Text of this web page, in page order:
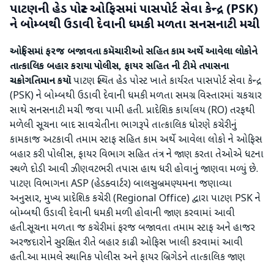
પાટણની હેડ પોસ્ટ ઓફિસમાં પાસપોર્ટ સેવા કેન્દ્ર (PSK)
ને બોમ્બથી ઉડાવી દેવાની ધમકી મળતા સનસનાટી મચી
ઓફિસમાં ફરજ બજાવતા કમૅચારીઓ સહિત કામ અર્થે આવેલા લોકોને
તાત્કાલિક બહાર કરાયાપોલીસ, ફાયર સહિત ની ટીમે તપાસના
ચક્રોગતિમાન કયૉપાટણ સ્થિત હેડ પોસ્ટ ખાતે કાર્યરત પાસપોર્ટ સેવા કેન્દ્ર
(PSK) ને બોમ્બથી ઉડાવી દેવાની ધમકી મળતા સમગ્ર વિસ્તારમાં ચકચાર
સાથે સનસનાટી મચી જવા પામી હતી. પ્રાદેશિક કાર્યાલય (RO) તરફથી
મળેલી સૂચના બાદ સાવચેતીના ભાગરૂપે તાત્કાલિક ધોરણે કચેરીનું
કામકાજ અટકાવી તમામ સ્ટાફ સહિત કામ અર્થે આવેલા લોકો ને ઓફિસ
બહાર કરી પોલીસ, ફાયર વિભાગ સહિત તંત્ર ને જાણ કરતા તેઓએ ધટના
સ્થળે દોડી આવી ઝીણવટભરી તપાસ હાથ ધરી હોવાનું જાણવા મળ્યું છે.
પાટણ વિભાગના ASP (હેડક્વાર્ટર) બાલસુબ્રમણ્યમના જણાવ્યા
અનુસાર, મુખ્ય પ્રાદેશિક કચેરી (Regional Office) દ્વારા પાટણ PSK ને
બોમ્બથી ઉડાવી દેવાની ધમકી મળી હોવાની જાણ કરવામાં આવી
હતી.સૂચના મળતા જ કચેરીમાં ફરજ બજાવતા તમામ સ્ટાફ અને હાજર
અરજદારોને સુરક્ષિત રીતે બહાર કાઢી ઓફિસ ખાલી કરવામાં આવી
હતી.આ મામલે સ્થાનિક પોલીસ અને ફાયર બ્રિગેડને તાત્કાલિક જાણ